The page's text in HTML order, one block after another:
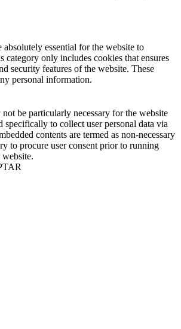
absolutely essential for the website to
category only includes cookies that ensures
security features of the website. These
personal information.
be particularly necessary for the website
specifically to collect user personal data via
contents are termed as non-necessary
to procure user consent prior to running